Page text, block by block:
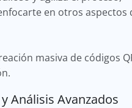
en otros aspectos
masiva de códigos
Análisis Avanzados